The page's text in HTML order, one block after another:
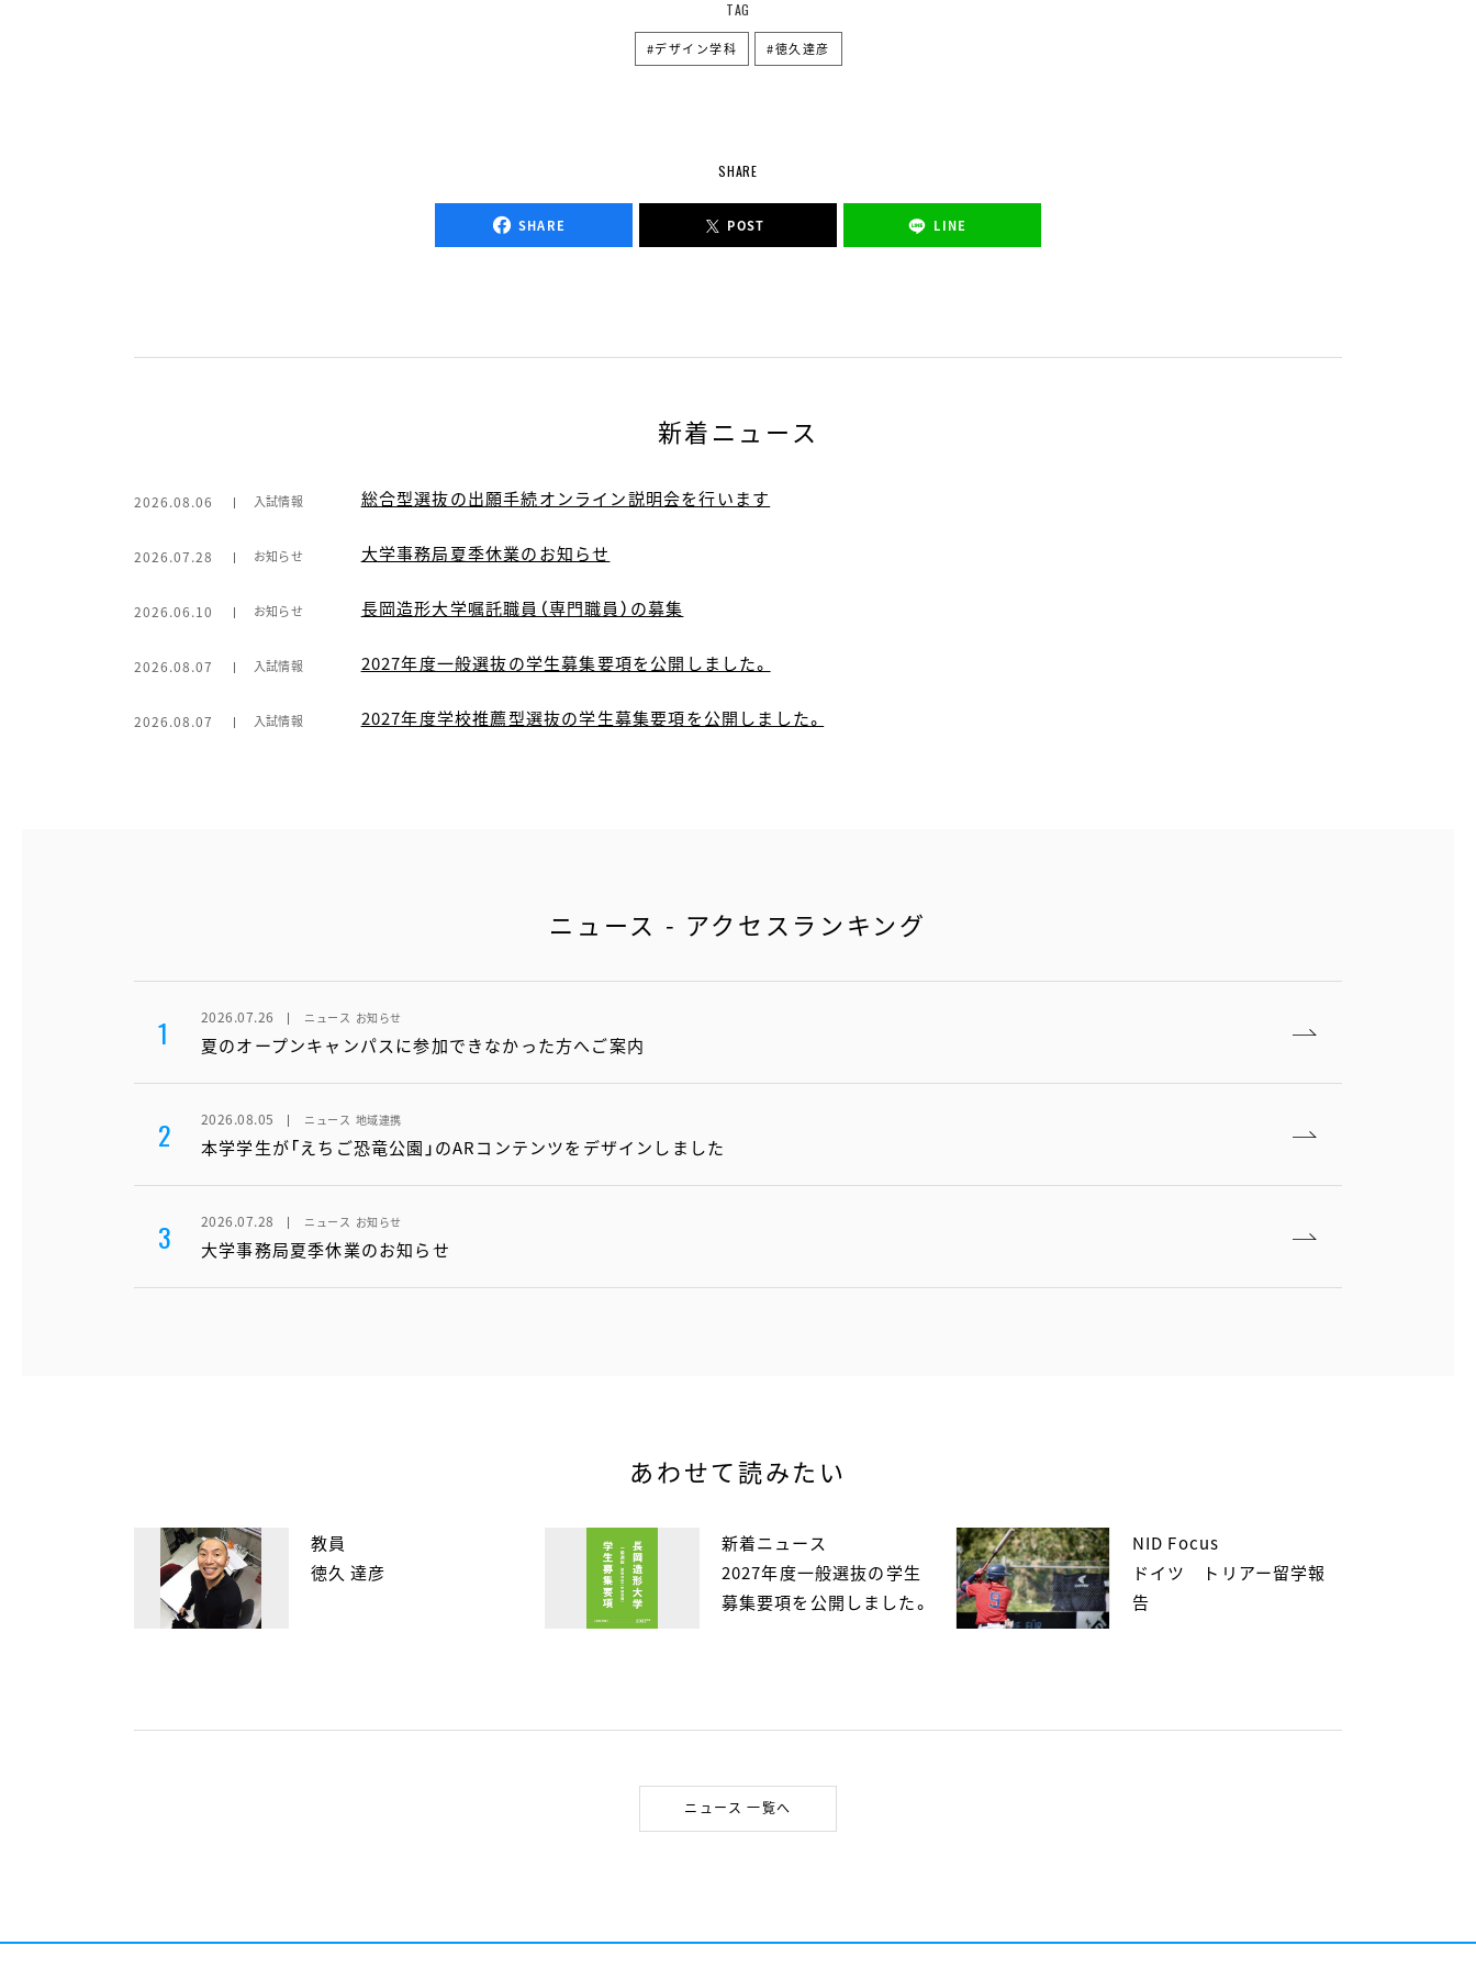
TAG
デザイン学科 徳久達彦
SHARE
SHARE POST LINE
新着ニュース
2026.08.06 入試情報 総合型選抜の出願手続オンライン説明会を行います
2026.07.28 お知らせ 大学事務局夏季休業のお知らせ
2026.06.10 お知らせ 長岡造形大学嘱託職員（専門職員）の募集
2026.08.07 入試情報 2027年度一般選抜の学生募集要項を公開しました。
2026.08.07 入試情報 2027年度学校推薦型選抜の学生募集要項を公開しました。
ニュース - アクセスランキング
1 2026.07.26 ニュース お知らせ
夏のオープンキャンパスに参加できなかった方へご案内
2 2026.08.05 ニュース 地域連携
本学学生が「えちご恐竜公園」のARコンテンツをデザインしました
3 2026.07.28 ニュース お知らせ
大学事務局夏季休業のお知らせ
あわせて読みたい
教員
徳久 達彦
新着ニュース
2027年度一般選抜の学生
募集要項を公開しました。
NID Focus
ドイツ トリアー留学報
告
ニュース 一覧へ